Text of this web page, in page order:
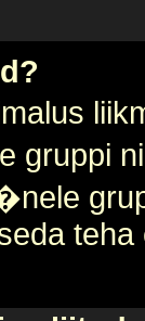
gruppi
teha